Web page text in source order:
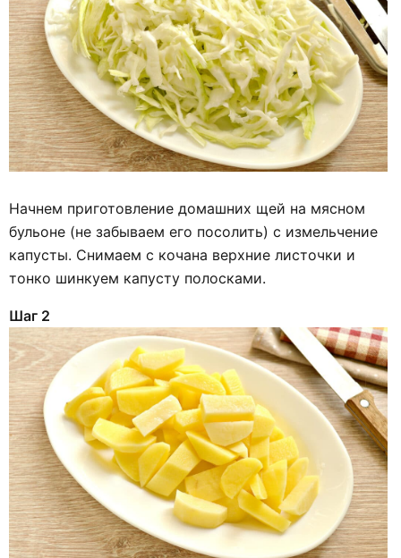
Начнем приготовление домашних щей на мясном
бульоне (не забываем его посолить) с измельчение
капусты. Снимаем с кочана верхние листочки и
тонко шинкуем капусту полосками.
Шаг 2